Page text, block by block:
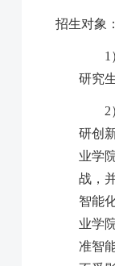
招生对象：
1
研究
2
研创
业学
战，
智能
业学
准智